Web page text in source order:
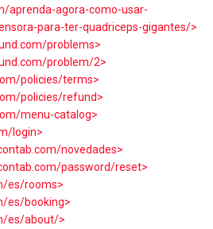
aprenda-agora-como-usar-
para-ter-quadriceps-gigantes/>
problems>
problem/2>
policies/terms>
policies/refund>
menu-catalog>
login>
novedades>
password/reset>
es/rooms>
es/booking>
es/about/>